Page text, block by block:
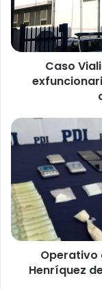
a
i
J
u
i
c
i
a
c
Caso
O
p
a
t
i
v
o
Operativo
Henríquez